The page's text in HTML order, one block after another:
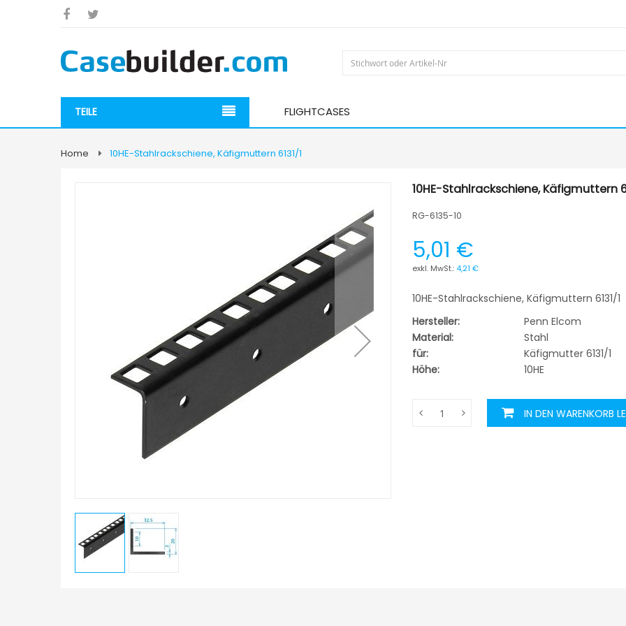
TEILE FLIGHTCASES
Home 10HE-Stahlrackschiene, Käfigmuttern 6131/1
10HE-Stahlrackschiene, Käfigmuttern
RG-6135-10
5,01 €
4,21 €
10HE-Stahlrackschiene, Käfigmuttern 6131/1
Hersteller:
Penn Elcom
Material:
Stahl
für:
Käfigmutter 6131/1
Höhe:
10HE
IN DEN WARENKORB